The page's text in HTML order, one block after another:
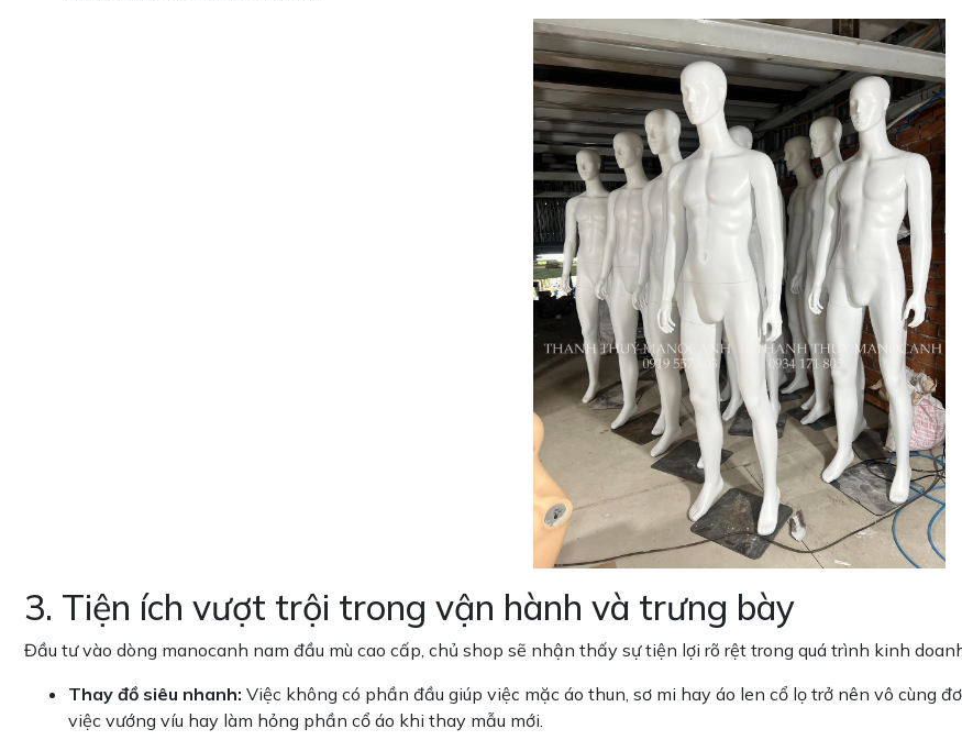
3. Tiện ích vượt trội trong vận hành và trưng bày
Đầu tư vào dòng manocanh nam đầu mù cao cấp, chủ shop sẽ nhận thấy sự tiện lợi rõ rệt trong quá trình kinh
Thay đồ siêu nhanh: Việc không có phần đầu giúp việc mặc áo thun, sơ mi hay áo len cổ lọ trở nên vô cùng
việc vướng víu hay làm hỏng phần cổ áo khi thay mẫu mới.